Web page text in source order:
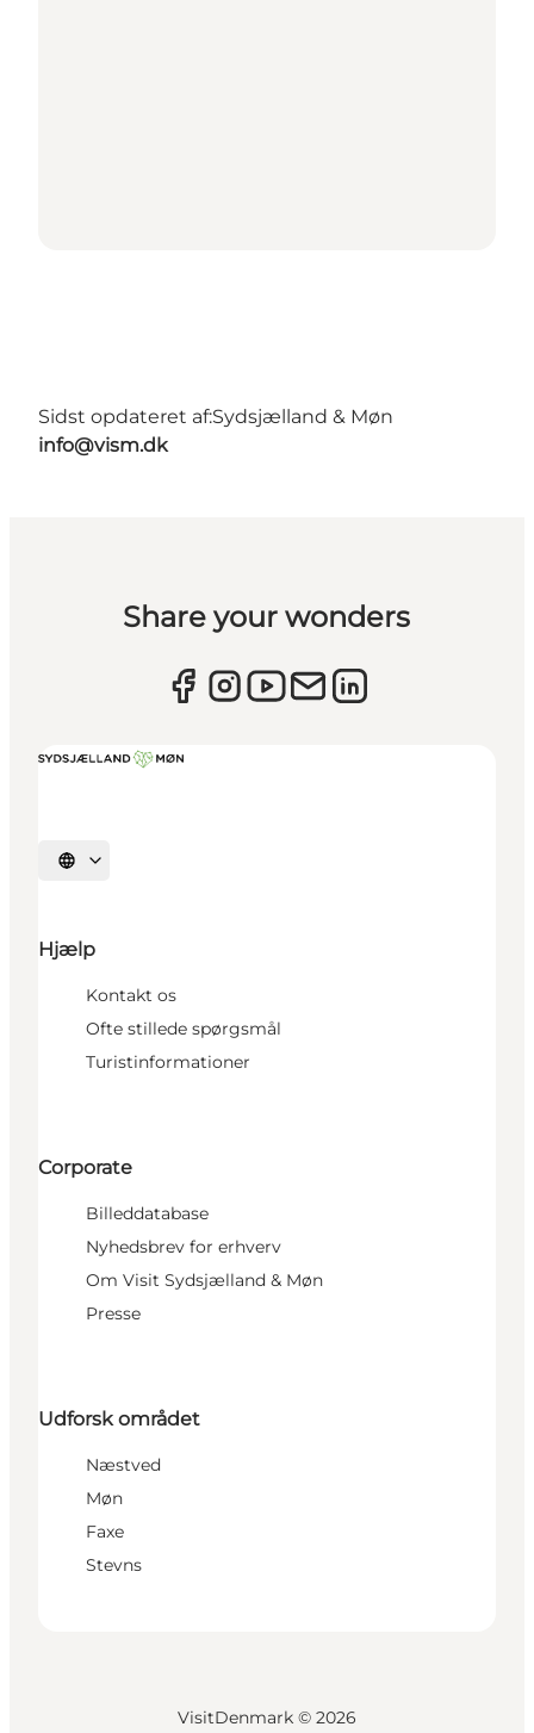
Sidst opdateret af:Sydsjælland & Møn
info@vism.dk
Share your wonders
Vælg sprog
Hjælp
Kontakt os
Ofte stillede spørgsmål
Turistinformationer
Corporate
Billeddatabase
Nyhedsbrev for erhverv
Om Visit Sydsjælland & Møn
Presse
Udforsk området
Næstved
Møn
Faxe
Stevns
VisitDenmark © 2026